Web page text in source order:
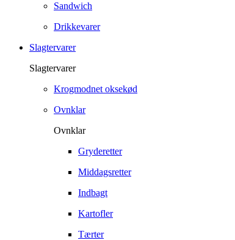
Sandwich
Drikkevarer
Slagtervarer
Slagtervarer
Krogmodnet oksekød
Ovnklar
Ovnklar
Gryderetter
Middagsretter
Indbagt
Kartofler
Tærter